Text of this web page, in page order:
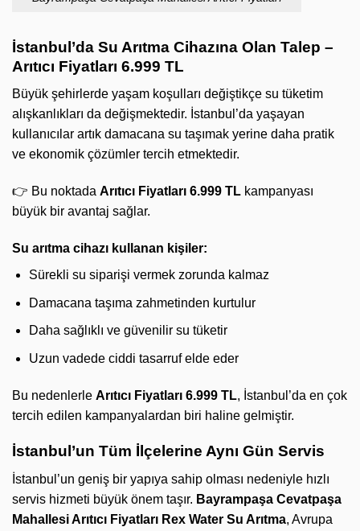
İstanbul’da Su Arıtma Cihazına Olan Talep –
Arıtıcı Fiyatları 6.999 TL
Büyük şehirlerde yaşam koşulları değiştikçe su tüketim
alışkanlıkları da değişmektedir. İstanbul’da yaşayan
kullanıcılar artık damacana su taşımak yerine daha pratik
ve ekonomik çözümler tercih etmektedir.
👉 Bu noktada Arıtıcı Fiyatları 6.999 TL kampanyası
büyük bir avantaj sağlar.
Su arıtma cihazı kullanan kişiler:
Sürekli su siparişi vermek zorunda kalmaz
Damacana taşıma zahmetinden kurtulur
Daha sağlıklı ve güvenilir su tüketir
Uzun vadede ciddi tasarruf elde eder
Bu nedenlerle Arıtıcı Fiyatları 6.999 TL, İstanbul’da en çok
tercih edilen kampanyalardan biri haline gelmiştir.
İstanbul’un Tüm İlçelerine Aynı Gün Servis
İstanbul’un geniş bir yapıya sahip olması nedeniyle hızlı
servis hizmeti büyük önem taşır. Bayrampaşa Cevatpaşa
Mahallesi Arıtıcı Fiyatları Rex Water Su Arıtma, Avrupa